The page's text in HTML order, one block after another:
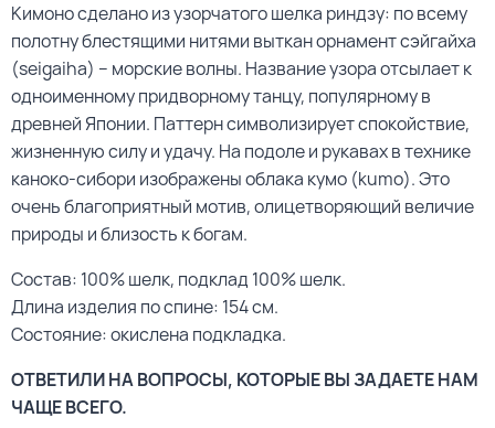
Кимоно сделано из узорчатого шелка риндзу: по всему
полотну блестящими нитями выткан орнамент сэйгайха
(seigaiha) – морские волны. Название узора отсылает к
одноименному придворному танцу, популярному в
древней Японии. Паттерн символизирует спокойствие,
жизненную силу и удачу. На подоле и рукавах в технике
каноко-сибори изображены облака кумо (kumo). Это
очень благоприятный мотив, олицетворяющий величие
природы и близость к богам.
Состав: 100% шелк, подклад 100% шелк.
Длина изделия по спине: 154 см.
Состояние: окислена подкладка.
ОТВЕТИЛИ НА ВОПРОСЫ, КОТОРЫЕ ВЫ ЗАДАЕТЕ НАМ
ЧАЩЕ ВСЕГО.